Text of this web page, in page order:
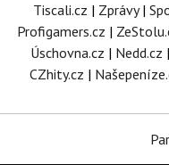
Tiscali.cz | Zprávy|
Profigamers.cz |
Úschovna.cz | Nedd.cz |
CZhity.cz |